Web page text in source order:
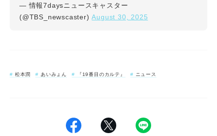
— 情報7daysニュースキャスター
(@TBS_newscaster)August 30, 2025
松本潤 あいみょん 『19番目のカルテ』 ニュース